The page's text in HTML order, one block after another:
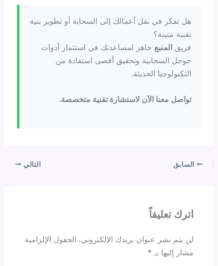
هل تفكر في نقل أعمالك إلى السحابة أو تطوير بنية
تقنية متينة؟
فريقالمنبع جاهز لمساعدتك في استثمار أدوات
جوجل السحابية وتحقيق أقصى استفادة من
التكنولوجيا الحديثة.
تواصل معنا الآن لاستشارة تقنية متخصصة.
السابق التالي
اترك تعليقاً
لن يتم نشر عنوان بريدك الإلكتروني. الحقول الإلزامية
مشار إليها بـ *